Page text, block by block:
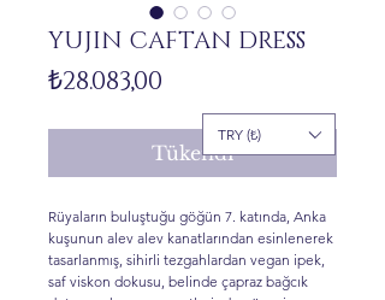
YUJIN CAFTAN DRESS
₺28.083,00
Tükendi
Rüyaların buluştuğu göğün 7. katında, Anka
kuşunun alev alev kanatlarından esinlenerek
tasarlanmış, sihirli tezgahlardan vegan ipek,
saf viskon dokusu, belinde çapraz bağcık
TRY (₺)